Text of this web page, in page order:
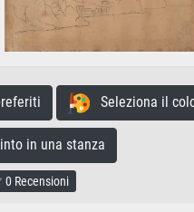
Seleziona il
in una stanza
0 Recensioni